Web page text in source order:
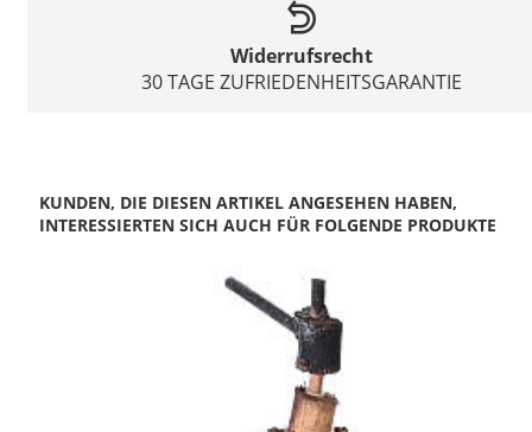
Widerrufsrecht
30 TAGE ZUFRIEDENHEITSGARANTIE
KUNDEN, DIE DIESEN ARTIKEL ANGESEHEN HABEN,
INTERESSIERTEN SICH AUCH FÜR FOLGENDE PRODUKTE